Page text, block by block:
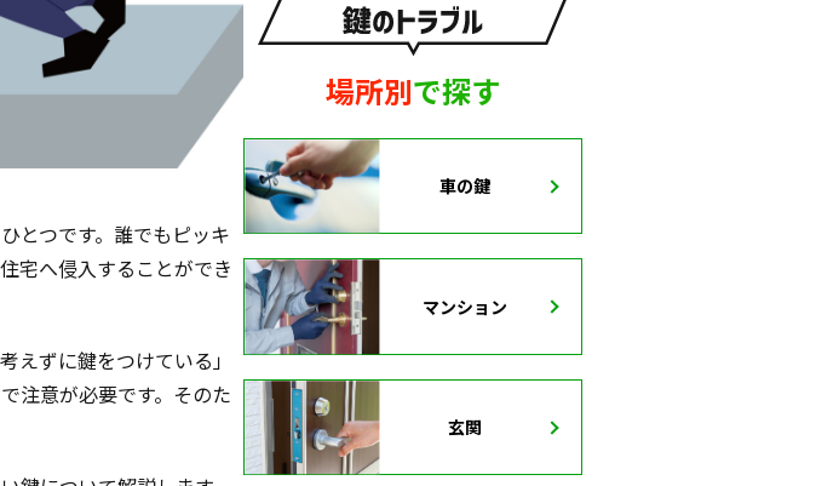
とつです。誰でもピッキ
宅へ侵入することができ
えずに鍵をつけている」
注意が必要です。そのた
場所別で探す
車の鍵
マンション
玄関